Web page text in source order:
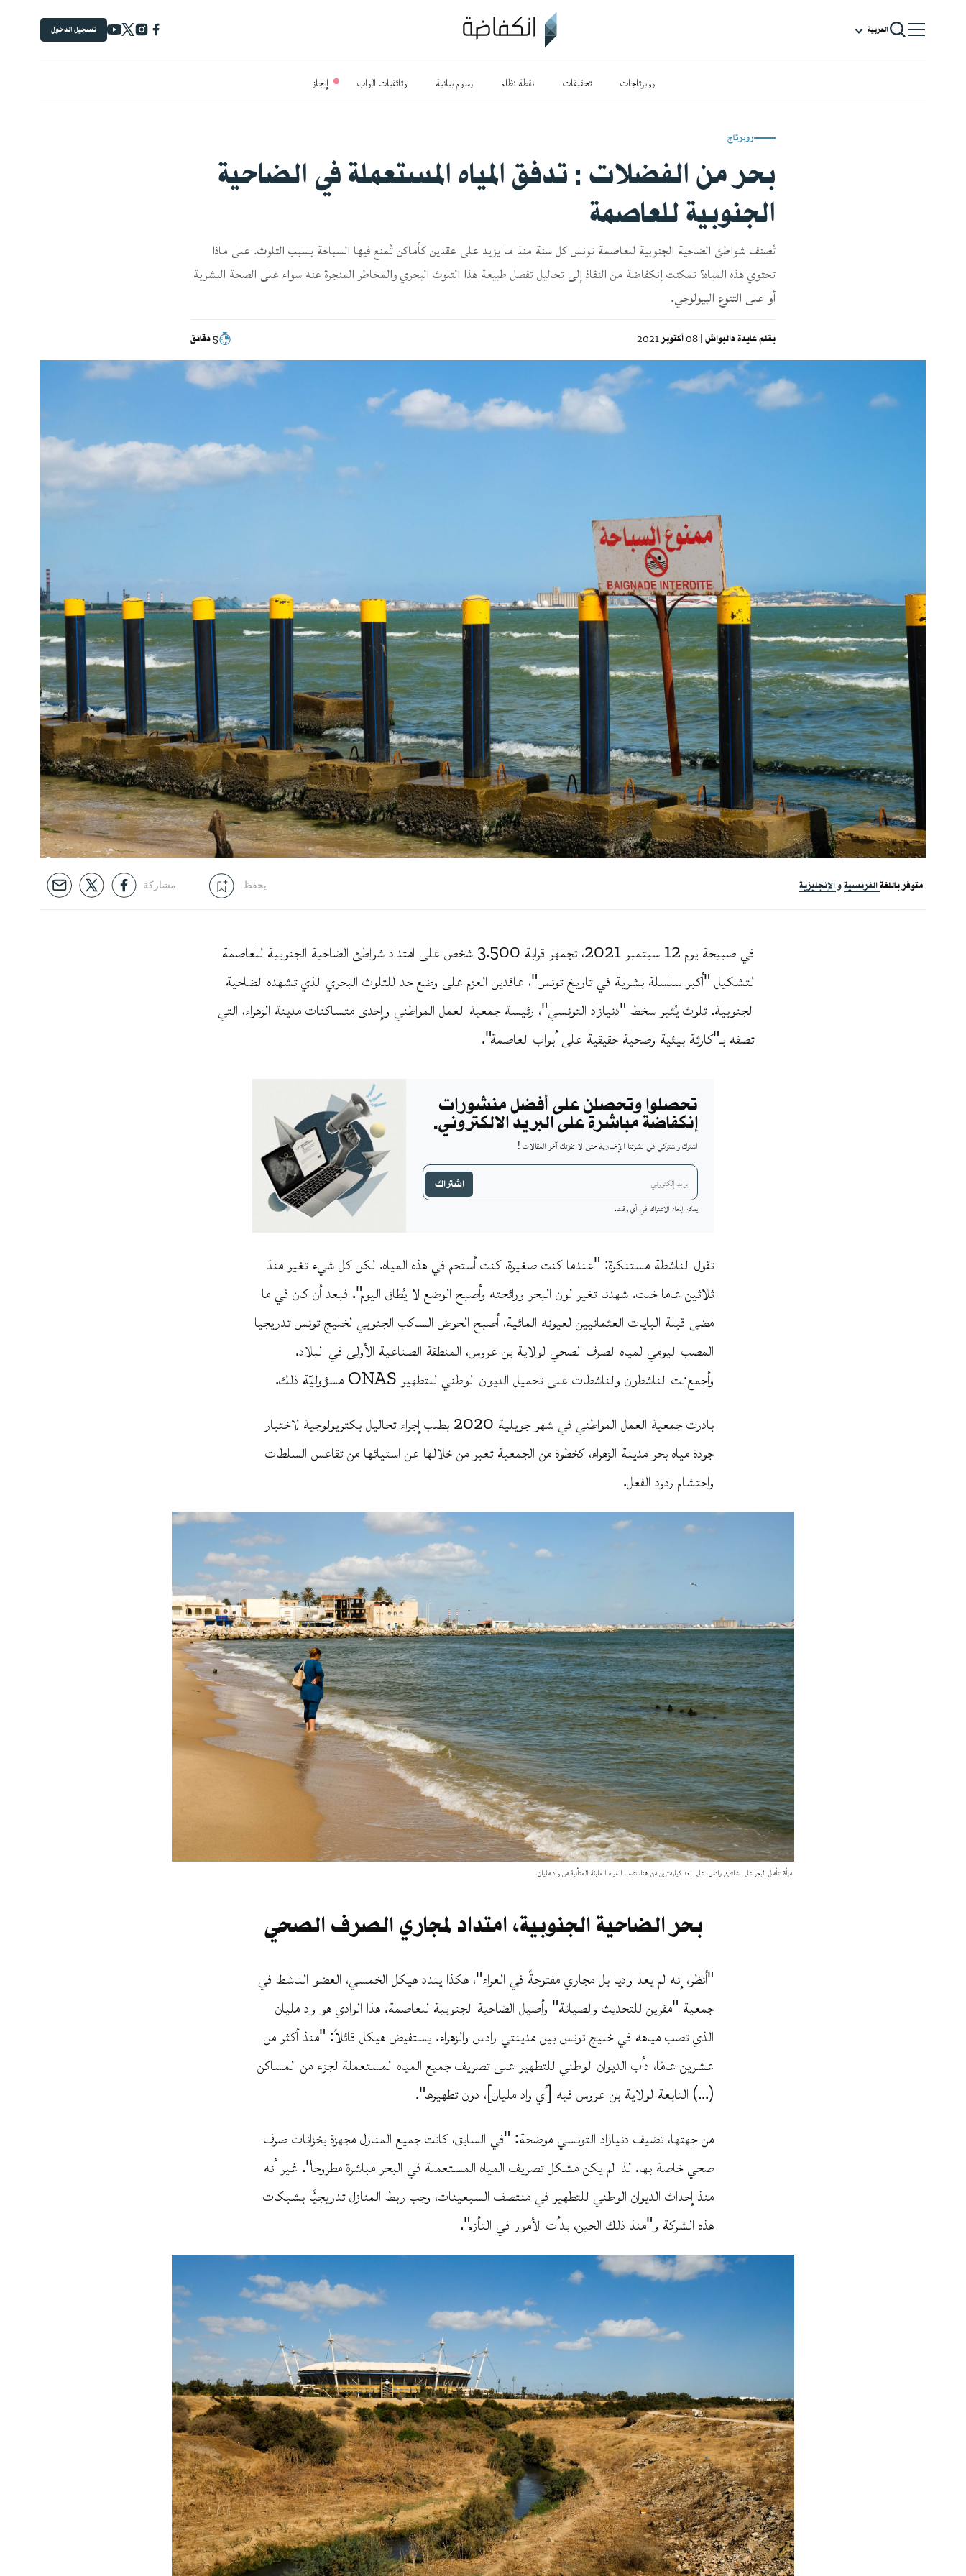
العربية تسجيل الدخول
روبرتاجات تحقيقات نقطة نظام رسوم بيانية وثائقيات الواب إيجاز
روبرتاج
بحر من الفضلات : تدفق المياه المستعملة في الضاحية
الجنوبية للعاصمة
تُصنف شواطئ الضاحية الجنوبية للعاصمة تونس كل سنة منذ ما يزيد على عقدين كأماكن تُمنع فيها السباحة بسبب التلوث. على ماذا
تحتوي هذه المياه؟ تمكنت إنكفاضة من النفاذ إلى تحاليل تفصل طبيعة هذا التلوث البحري والمخاطر المنجرة عنه سواء على الصحة البشرية
أو على التنوع البيولوجي.
بقلمعايدة دالبواش | 08 أكتوبر 2021 5 دقائق
متوفر باللغةالفرنسية الإنجليزية يحفظ مشاركة
في صبيحة يوم 12 سبتمبر 2021، تجمهر قرابة 3.500 شخص على امتداد شواطئ الضاحية الجنوبية للعاصمة
لتشكيل "أكبر سلسلة بشرية في تاريخ تونس"، عاقدين العزم على وضع حد للتلوث البحري الذي تشهده الضاحية
الجنوبية. تلوث يُثير سخط "دنيازاد التونسي"، رئيسة جمعية العمل المواطني وإحدى متساكنات مدينة الزهراء، التي
تصفه بـ"كارثة بيئية وصحية حقيقية على أبواب العاصمة".
تحصلوا وتحصلن على أفضل منشورات
إنكفاضة مباشرة على البريد الالكتروني.
اشترك واشتركي في نشرتنا الإخبارية حتى لا تفوتك آخر المقالات !
اشتراك
يمكن إلغاء الاشتراك في أي وقت.
تقول الناشطة مستنكرة: "عندما كنت صغيرة، كنت أستحم في هذه المياه. لكن كل شيء تغير منذ
ثلاثين عاما خلت. شهدنا تغير لون البحر ورائحته وأصبح الوضع لا يُطاق اليوم". فبعد أن كان في ما
مضى قبلة البايات العثمانيين لعيونه المائية، أصبح الحوض الساكب الجنوبي لخليج تونس تدريجيا
المصب اليومي لمياه الصرف الصحي لولاية بن عروس، المنطقة الصناعية الأولى في البلاد.
وأجمع·ـت الناشطون والناشطات على تحميل الديوان الوطني للتطهير ONAS مسؤوليّة ذلك.
بادرت جمعية العمل المواطني في شهر جويلية 2020 بطلب إجراء تحاليل بكتريولوجية لاختبار
جودة مياه بحر مدينة الزهراء، كخطوة من الجمعية تعبر من خلالها عن استيائها من تقاعس السلطات
واحتشام ردود الفعل.
امرأة تتأمل البحر على شاطئ رادس. على بعد كيلومترين من هنا، تصب المياه الملوثة المتأتية من واد مليان.
بحر الضاحية الجنوبية، امتداد لمجاري الصرف الصحي
"أنظر، إنه لم يعد واديا بل مجاري مفتوحةً في العراء"، هكذا يندد هيكل الخمسي، العضو الناشط في
جمعية "مقرين للتحديث والصيانة" وأصيل الضاحية الجنوبية للعاصمة. هذا الوادي هو واد مليان
الذي تصب مياهه في خليج تونس بين مدينتي رادس والزهراء. يستفيض هيكل قائلاً: "منذ أكثر من
عشرين عامًا، دأب الديوان الوطني للتطهير على تصريف جميع المياه المستعملة لجزء من المساكن
(...) التابعة لولاية بن عروس فيه [أي واد مليان]، دون تطهيرها".
من جهتها، تضيف دنيازاد التونسي موضحة: "في السابق، كانت جميع المنازل مجهزة بخزانات صرف
صحي خاصة بها. لذا لم يكن مشكل تصريف المياه المستعملة في البحر مباشرة مطروحا". غير أنه
منذ إحداث الديوان الوطني للتطهير في منتصف السبعينات، وجب ربط المنازل تدريجيًّا بشبكات
هذه الشركة و"منذ ذلك الحين، بدأت الأمور في التأزم".